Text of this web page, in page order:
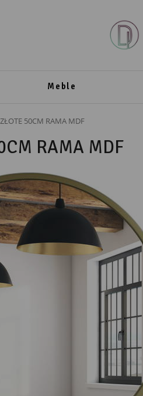
Meble
50CM RAMA MDF
RAMA MDF